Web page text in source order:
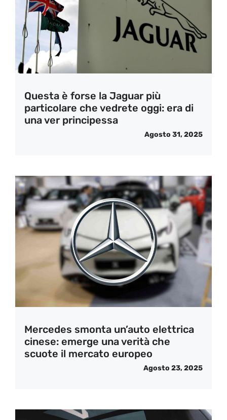
Questa è forse la Jaguar più
particolare che vedrete oggi: era di
una ver principessa
Agosto 31, 2025
Mercedes smonta un’auto elettrica
cinese: emerge una verità che
scuote il mercato europeo
Agosto 23, 2025